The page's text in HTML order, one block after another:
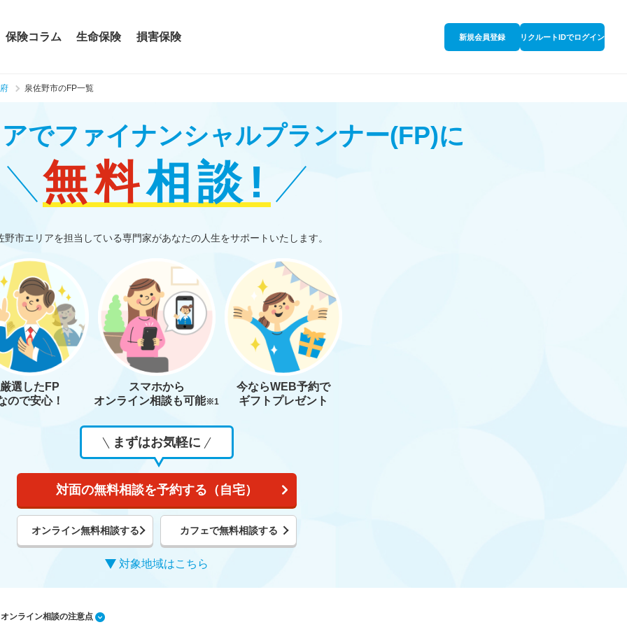
保険コラム 生命保険 損害保険 新規会員登録 リクルートIDでログイン
泉佐野市のFP一覧
でファイナンシャルプランナー(FP)に
無料相談!
野市エリアを担当している専門家があなたの人生をサポートいたします。
厳選したFP
ので安心！
スマホから
オンライン相談も可能※1
今ならWEB予約で
ギフトプレゼント
まずはお気軽に
対面の無料相談を予約する（自宅）
オンライン無料相談する カフェで無料相談する
対象地域はこちら
ンライン相談の注意点